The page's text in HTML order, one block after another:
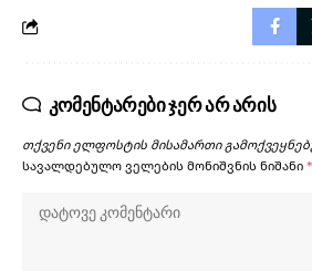
კომენტარები ჯერ არ არის
თქვენი ელფოსტის მისამართი
სავალდებულო ველების მონიშვნის ნიშანი *